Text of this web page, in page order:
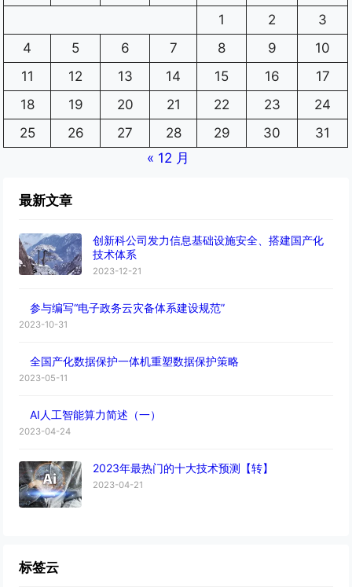
1
2
3
4
5 6 7 8 9
10
11
12 13 14 15 16
17
18
19 20 21 22 23
24
25
26 27 28 29 30
31
« 12 月
最新文章
创新科公司发力信息基础设施安全、搭建国产化
技术体系
2023-12-21
参与编写“电子政务云灾备体系建设规范”
2023-10-31
全国产化数据保护一体机重塑数据保护策略
2023-05-11
AI人工智能算力简述（一）
2023-04-24
2023年最热门的十大技术预测【转】
2023-04-21
标签云